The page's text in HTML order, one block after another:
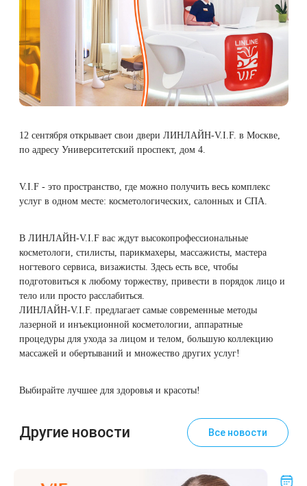
12 сентября открывает свои двери ЛИНЛАЙН-V.I.F. в Москве,
по адресу Университетский проспект, дом 4.
V.I.F - это пространство, где можно получить весь комплекс
услуг в одном месте: косметологических, салонных и СПА.
В ЛИНЛАЙН-V.I.F вас ждут высокопрофессиональные
косметологи, стилисты, парикмахеры, массажисты, мастера
ногтевого сервиса, визажисты. Здесь есть все, чтобы
подготовиться к любому торжеству, привести в порядок лицо и
тело или просто расслабиться.
ЛИНЛАЙН-V.I.F. предлагает самые современные методы
лазерной и инъекционной косметологии, аппаратные
процедуры для ухода за лицом и телом, большую коллекцию
массажей и обертываний и множество других услуг!
Выбирайте лучшее для здоровья и красоты!
Другие новости Все новости
Удаление растяжек
Лазерная наноперфорация
Лазерная эпиляция
Лазерная QOOL-эпиляция
Лазерное омоложение рук
Удаление татуировок
Удаление татуажа (перманентного макияжа)
Лазерное удаление невуса
Лечение прыщей (угревой сыпи)
Удаление сосудистых звездочек
Нитевой лифтинг
Озонотерапия
Контурная пластика лица
Дермотония на аппарате SKINTONIC
(Скинтоник)
Микротоки и миостимуляция
УВТ терапия на аппарате EWATage
Ультразвуковая чистка лица
Вакуумно-роликовый массаж на аппарате
Beautyliner (Бьютилайнер)
Вакуумно-роликовый массаж на аппарате
Therapy Pulse
Фотодинамическая терапия HELEO™
ДНК-тестирование
Интегративная косметология
Процедуры для детей
Маникюр и педикюр
Косметология для мужчин
Купить космецевтику VIF
Избавиться от растяжек на животе
Освежить кожу
Омолодить кожу рук
Изменить овал лица
Избавиться от морщин
Убрать морщины на шее
Увеличить губы
Удалить морщины вокруг глаз
Удалить носогубные складки
Поднять брови
Молодую и увлажнённую кожу вокруг глаз
Конгресс ECALM